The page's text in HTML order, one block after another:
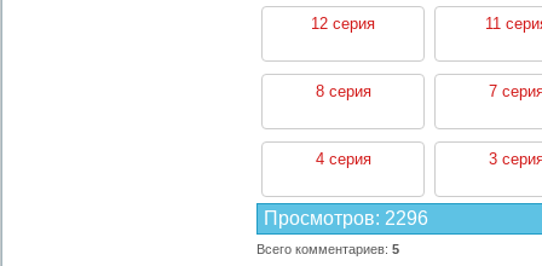
12 серия 11
8 серия 7
4 серия 3
Просмотров: 2296
Всего комментариев: 5